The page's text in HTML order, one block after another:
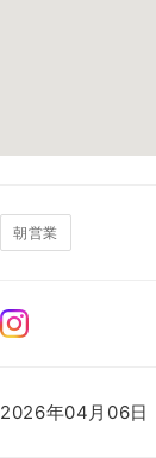
朝営業
2026年04月06日